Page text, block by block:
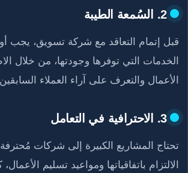
2. السُمعة الطيبة
قبل إتمام التعاقد مع شركة تسويق، يجب
الخدمات التي توفرها وجودتها، من خلال
الأعمال والتعرف على آراء العملاء
3. الاحترافية في التعامل
تحتاج المشاريع الكبيرة إلى شركات
الالتزام باتفاقياتها ومواعيد تسليم